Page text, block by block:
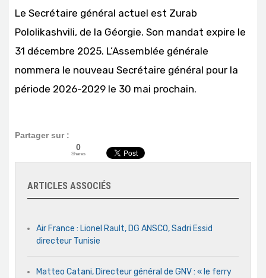
Le Secrétaire général actuel est Zurab
Pololikashvili, de la Géorgie. Son mandat expire le
31 décembre 2025. L’Assemblée générale
nommera le nouveau Secrétaire général pour la
période 2026-2029 le 30 mai prochain.
Partager sur :
0
Shares
ARTICLES ASSOCIÉS
Air France : Lionel Rault, DG ANSCO, Sadri Essid
directeur Tunisie
Matteo Catani, Directeur général de GNV : « le ferry